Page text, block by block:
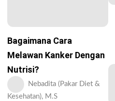
Bagaimana Cara
Melawan Kanker Dengan
Nutrisi?
Nebadita (Pakar Diet &
Kesehatan), M.S